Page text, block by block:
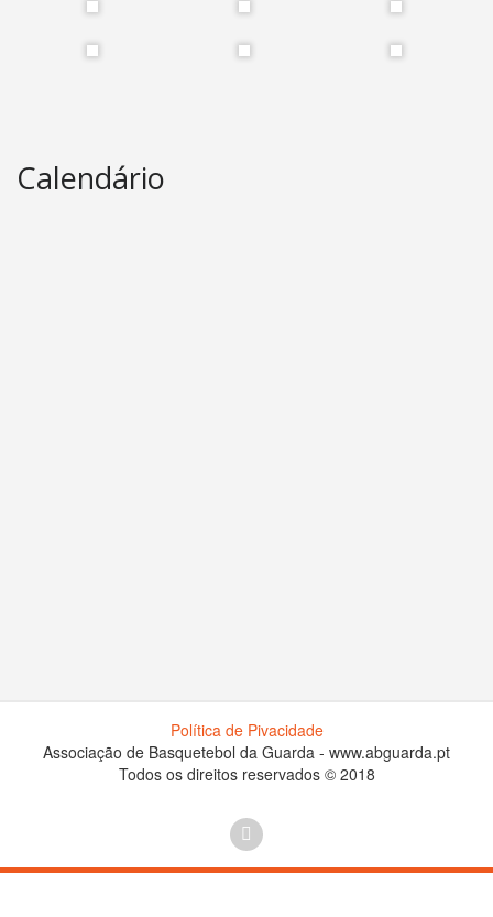
Calendário
Política de Pivacidade
Associação de Basquetebol da Guarda - www.abguarda.pt
Todos os direitos reservados © 2018